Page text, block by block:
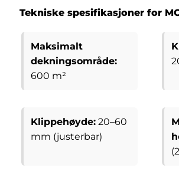
Tekniske spesifikasjoner for
Maksimalt
dekningsområde:
600 m²
Klippehøyde:20–60
mm (justerbar)